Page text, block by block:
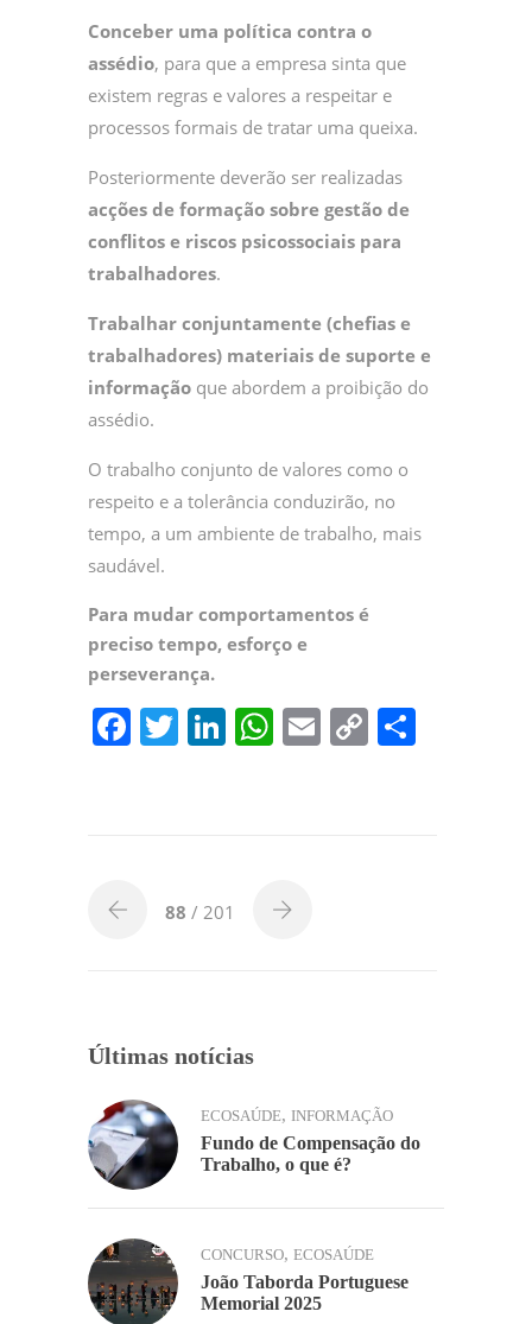
Conceber uma política contra o
assédio, para que a empresa sinta que
existem regras e valores a respeitar e
processos formais de tratar uma queixa.
Posteriormente deverão ser realizadas
acções de formação sobre gestão de
conflitos e riscos psicossociais para
trabalhadores.
Trabalhar conjuntamente (chefias e
trabalhadores) materiais de suporte e
informação que abordem a proibição do
assédio.
O trabalho conjunto de valores como o
respeito e a tolerância conduzirão, no
tempo, a um ambiente de trabalho, mais
saudável.
Para mudar comportamentos é
preciso tempo, esforço e
perseverança.
F T Li
n
W
p
E C
88 / 201
Últimas notícias
ECOSAÚDE, INFORMAÇÃO
Fundo de Compensação do
Trabalho, o que é?
CONCURSO, ECOSAÚDE
João Taborda Portuguese
Memorial 2025